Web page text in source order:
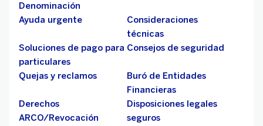
Denominación
Ayuda urgente
Consideraciones
técnicas
Soluciones de pago para
particulares
Consejos de seguridad
Quejas y reclamos
Buró de Entidades
Financieras
Derechos
ARCO/Revocación
Disposiciones legales
seguros